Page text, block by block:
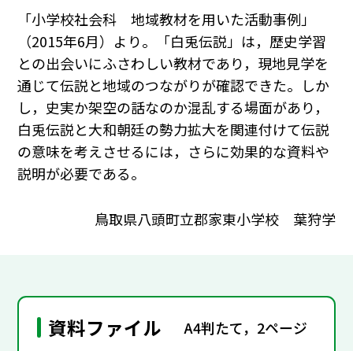
「小学校社会科 地域教材を用いた活動事例」
（2015年6月）より。「白兎伝説」は，歴史学習
との出会いにふさわしい教材であり，現地見学を
通じて伝説と地域のつながりが確認できた。しか
し，史実か架空の話なのか混乱する場面があり，
白兎伝説と大和朝廷の勢力拡大を関連付けて伝説
の意味を考えさせるには，さらに効果的な資料や
説明が必要である。
鳥取県八頭町立郡家東小学校 葉狩学
資料ファイル A4判たて，2ページ